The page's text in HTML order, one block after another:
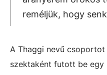
reméljük, hogy
A Thaggi nevű
szektaként futott be egy